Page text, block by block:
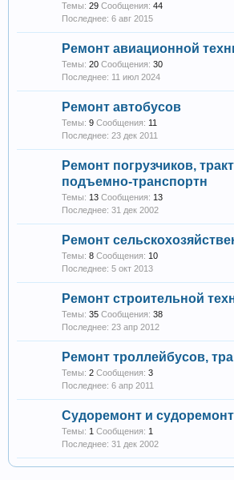
Темы: 29 Сообщения: 44
6 авг 2015
Ремонт авиационной
Темы: 20 Сообщения: 30
11 июл 2024
Ремонт автобусов
Темы: 9 Сообщения: 11
23 дек 2011
Ремонт погрузчиков,
подъемно-транспортн
Темы: 13 Сообщения: 13
31 дек 2002
Ремонт
Темы: 8 Сообщения: 10
5 окт 2013
Ремонт строительной
Темы: 35 Сообщения: 38
23 апр 2012
Ремонт троллейбусов,
Темы: 2 Сообщения: 3
6 апр 2011
Судоремонт и
Темы: 1 Сообщения: 1
31 дек 2002